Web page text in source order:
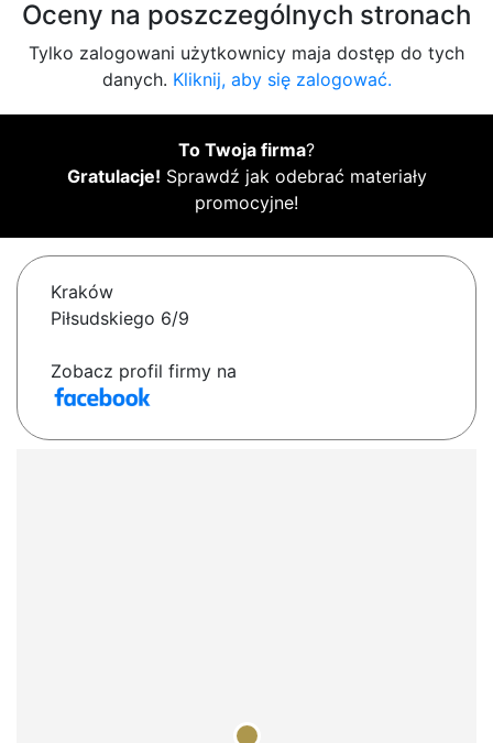
Oceny na poszczególnych stronach
Tylko zalogowani użytkownicy maja dostęp do tych
danych. Kliknij, aby się zalogować.
To Twoja firma?
Gratulacje! Sprawdź jak odebrać materiały
promocyjne!
Kraków
Piłsudskiego 6/9
Zobacz profil firmy na